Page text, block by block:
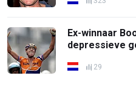
Ex-winnaar
depressieve
29